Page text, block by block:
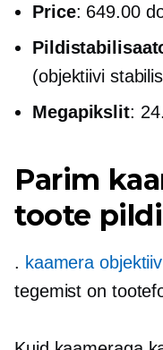
Price: 649.00
(objektiivi
Megapikslit:
Parim
toote
. kaamera
tegemist on